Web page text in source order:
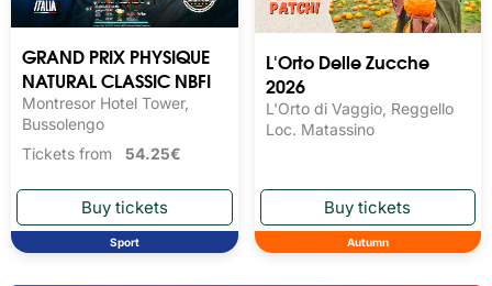
GRAND PRIX PHYSIQUE
NATURAL CLASSIC NBFI
Montresor Hotel Tower,
Bussolengo
Tickets from 54.25€
Sport
L'Orto Delle Zucche
2026
L'Orto di Vaggio, Reggello
Loc. Matassino
Autumn